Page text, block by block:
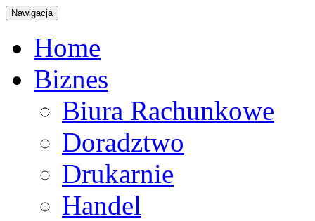
Nawigacja
Home
Biznes
Biura Rachunkowe
Doradztwo
Drukarnie
Handel